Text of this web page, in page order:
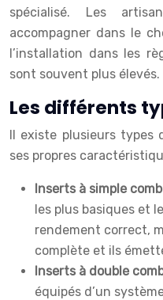
spécialisé. Les
accompagner dans le
l’installation dans les
sont souvent plus élevés.
Les différents
Il existe plusieurs types
ses propres
Inserts à simple
les plus basiques et
rendement correct,
complète et ils
Inserts à double
équipés d’un